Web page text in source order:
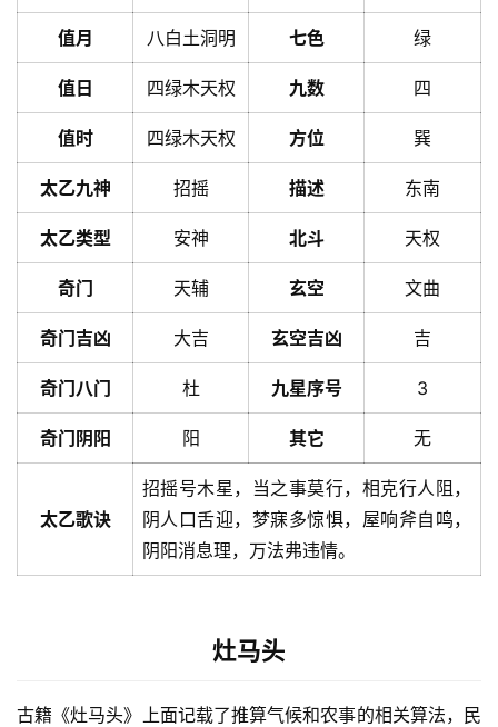
值月 八白土洞明 七色 绿
值日 四绿木天权 九数 四
值时 四绿木天权 方位 巽
太乙九神 招摇 描述 东南
太乙类型 安神 北斗 天权
奇门 天辅 玄空 文曲
奇门吉凶 大吉 玄空吉凶 吉
奇门八门 杜 九星序号 3
奇门阴阳 阳 其它 无
太乙歌诀
招摇号木星，当之事莫行，相克行人阻，
阴人口舌迎，梦寐多惊惧，屋响斧自鸣，
阴阳消息理，万法弗违情。
灶马头
古籍《灶马头》上面记载了推算气候和农事的相关算法，民